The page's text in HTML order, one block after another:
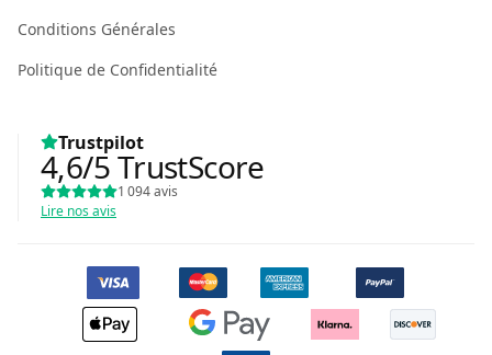
Conditions Générales
Politique de Confidentialité
Trustpilot
4,6/5TrustScore
1 094avis
Lire nos avis